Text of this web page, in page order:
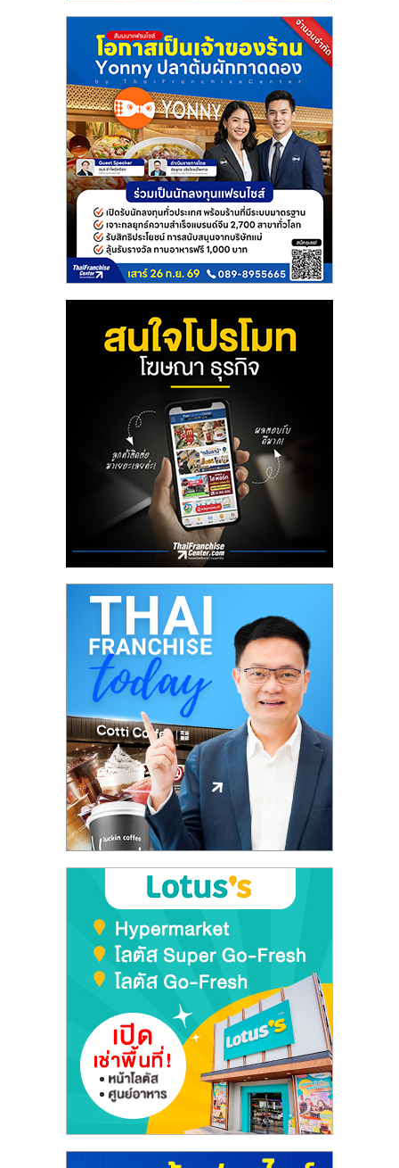
ไชส์
แฟ
ไชส์
ขาย
หน้า
ปรึกษา
การ
ลงทุน
และ
ขยาย
ไชส์,